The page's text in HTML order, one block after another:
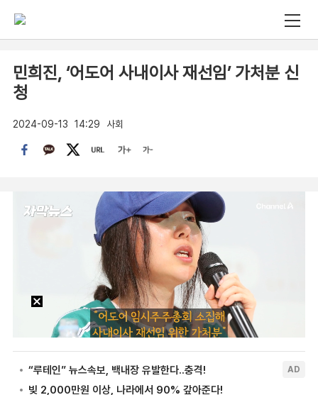
민희진, ‘어도어 사내이사 재선임’ 가처분 신
청
2024-09-13 14:29 사회